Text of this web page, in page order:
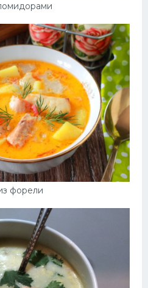
форели